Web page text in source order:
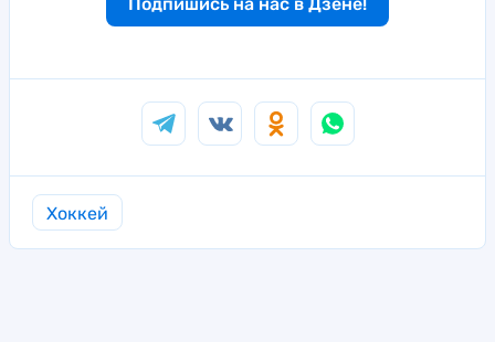
Подпишись на нас в Дзене!
Хоккей